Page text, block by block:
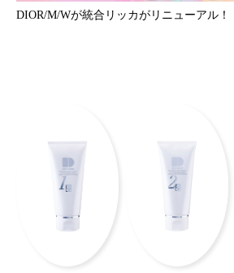
DIOR/M/Wが統合リッカがリニューアル！